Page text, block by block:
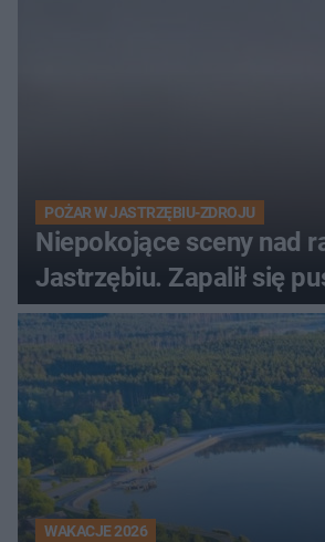
POŻAR W JASTRZĘBIU-ZDROJU
Niepokojące sceny nad
Jastrzębiu. Zapalił się
WAKACJE 2026